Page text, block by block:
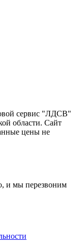
сервис "ЛДСВ"
области. Сайт
цены не
и мы перезвоним